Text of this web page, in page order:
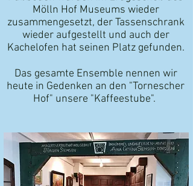
Mölln Hof Museums wieder
zusammengesetzt, der Tassenschrank
wieder aufgestellt und auch der
Kachelofen hat seinen Platz gefunden.
Das gesamte Ensemble nennen wir
heute in Gedenken an den "Tornescher
Hof" unsere "Kaffeestube".